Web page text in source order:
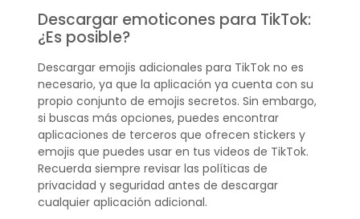
Descargar emoticones para TikTok:
¿Es posible?
Descargar emojis adicionales para TikTok no es
necesario, ya que la aplicación ya cuenta con su
propio conjunto de emojis secretos. Sin embargo,
si buscas más opciones, puedes encontrar
aplicaciones de terceros que ofrecen stickers y
emojis que puedes usar en tus videos de TikTok.
Recuerda siempre revisar las políticas de
privacidad y seguridad antes de descargar
cualquier aplicación adicional.